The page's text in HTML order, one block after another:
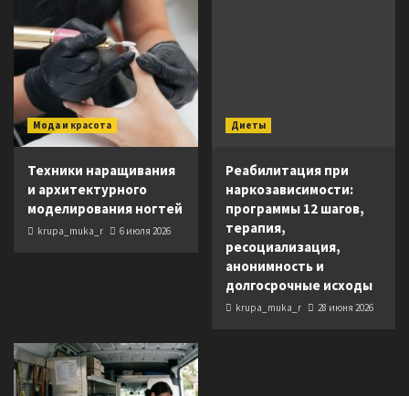
Мода и красота
Техники наращивания
и архитектурного
моделирования ногтей
krupa_muka_r 6 июля 2026
Диеты
Реабилитация при
наркозависимости:
программы 12 шагов,
терапия,
ресоциализация,
анонимность и
долгосрочные исходы
krupa_muka_r 28 июня 2026